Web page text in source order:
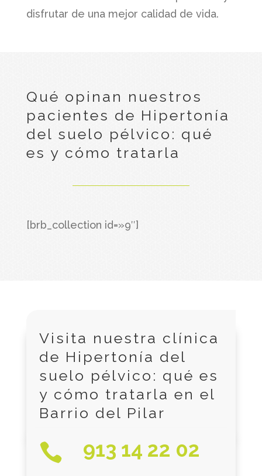
disfrutar de una mejor calidad de vida.
Qué opinan nuestros
pacientes de Hipertonía
del suelo pélvico: qué
es y cómo tratarla
[brb_collection id=»9″]
Visita nuestra clínica
de Hipertonía del
suelo pélvico: qué es
y cómo tratarla en el
Barrio del Pilar
 913 14 22 02